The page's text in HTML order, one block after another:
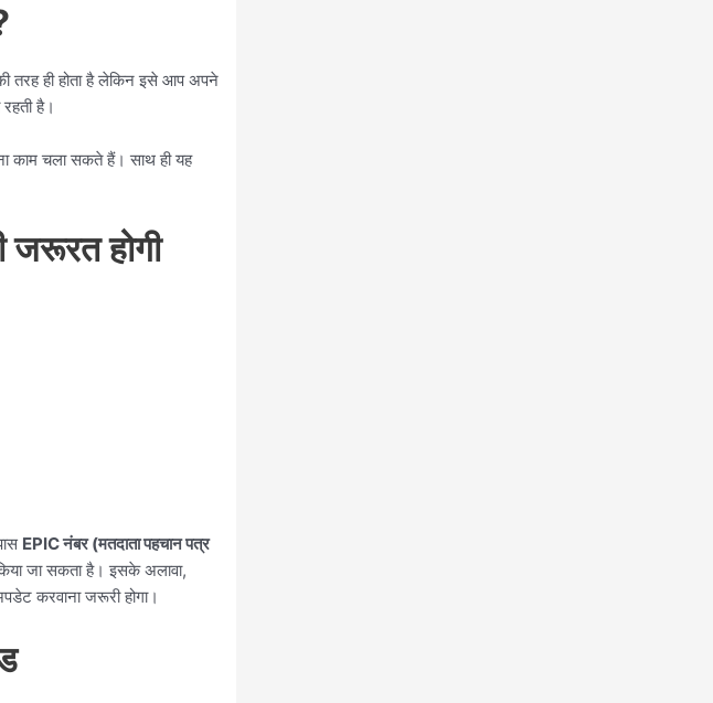
तरह ही होता है लेकिन इसे आप अपने
है।
काम चला सकते हैं। साथ ही यह
जरूरत होगी
EPIC नंबर (मतदाता पहचान पत्र
जा सकता है। इसके अलावा,
करवाना जरूरी होगा।